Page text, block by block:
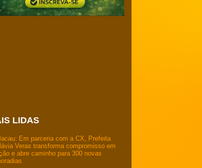
LIDAS
Em parceria com a CX, Prefeita
Veras transforma compromisso em
e abre caminho para 300 novas